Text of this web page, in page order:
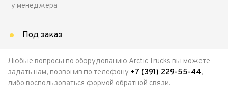
у менеджера
Под заказ
Любые вопросы по оборудованию Arctic Trucks вы можете
задать нам, позвонив по телефону +7 (391) 229-55-44,
либо воспользоваться формой обратной связи.